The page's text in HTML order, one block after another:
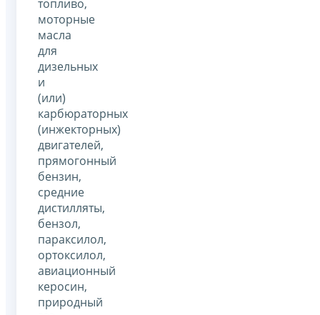
топливо,
моторные
масла
для
дизельных
и
(или)
карбюраторных
(инжекторных)
двигателей,
прямогонный
бензин,
средние
дистилляты,
бензол,
параксилол,
ортоксилол,
авиационный
керосин,
природный